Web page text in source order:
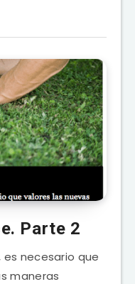
Parte 2
necesario que
maneras